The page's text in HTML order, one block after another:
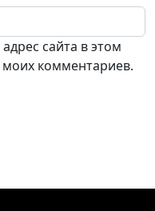
сайта в этом
комментариев.